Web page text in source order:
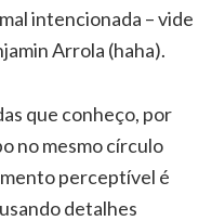
intencionada – vide
Arrola (haha).
que conheço, por
no mesmo círculo
perceptível é
detalhes